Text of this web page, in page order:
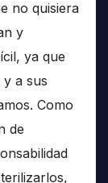
no quisiera
y
ya que
y a sus
Como
de